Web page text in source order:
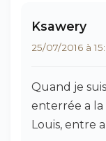
Ksawery
25/07/2016 à
Quand je
enterrée a
Louis, entre